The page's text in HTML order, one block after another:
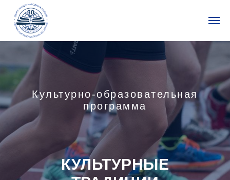
Культурно-образовательная
программа
КУЛЬТУРНЫЕ